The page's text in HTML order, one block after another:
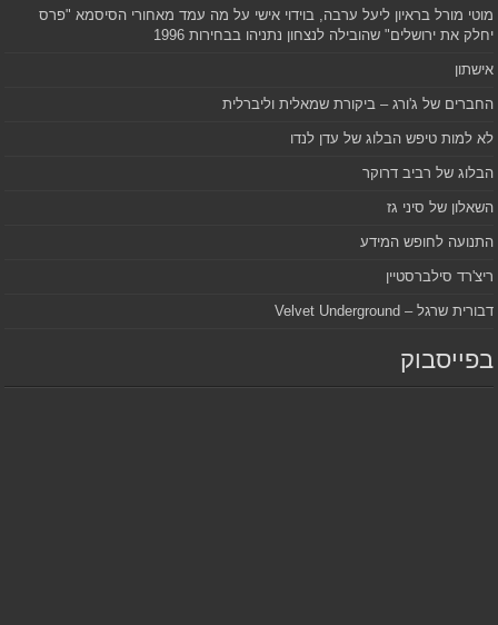
מוטי מורל בראיון ליעל ערבה, בוידוי אישי על מה עמד מאחורי הסיסמא "פרס
יחלק את ירושלים" שהובילה לנצחון נתניהו בבחירות 1996
אישתון
החברים של ג'ורג – ביקורת שמאלית וליברלית
לא למות טיפש הבלוג של עדן לנדו
הבלוג של רביב דרוקר
השאלון של סיני גז
התנועה לחופש המידע
ריצ'רד סילברסטיין
דבורית שרגל – Velvet Underground
בפייסבוק